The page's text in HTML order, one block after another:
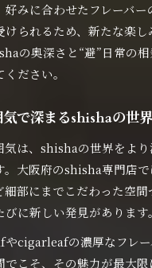
好みに合わせたフレーバー
けられるため、新たな楽し
の奥深さと“避”日常の
ださい。
で深まるshishaの世界
気は、shishaの世界をよ
。大阪府のshisha専門店
細部にまでこだわった空
に新しい発見があります。
cigarleafの濃厚なフレー
こそ、その魅力が最大限